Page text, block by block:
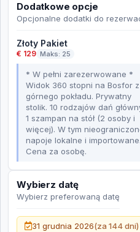
Dodatkowe opcje
Opcjonalne dodatki do
Złoty Pakiet
€ 129 Maks: 25
* W pełni zarezerwowane *
Widok 360 stopni na Bosfor z
górnego pokładu. Prywatny
stolik. 10 rodzajów dań
1 szampan na stół (2 osoby i
więcej). W tym
napoje lokalne i
Cena za osobę.
Wybierz datę
Wybierz preferowaną datę
31 grudnia 2026(za 144 dni)